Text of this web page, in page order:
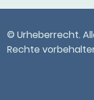
© Urheberrecht.
Rechte